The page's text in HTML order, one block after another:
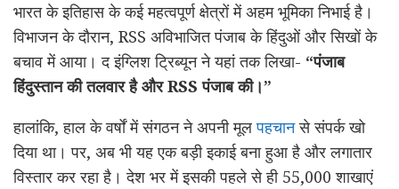
भारत के इतिहास के कई महत्वपूर्ण क्षेत्रों में अहम भूमिका निभाई है।
विभाजन के दौरान, RSS अविभाजित पंजाब के हिंदुओं और सिखों के
बचाव में आया। द इंग्लिश ट्रिब्यून ने यहां तक ​​लिखा- “पंजाब
हिंदुस्तान की तलवार है और RSS पंजाब की।”
हालांकि, हाल के वर्षों में संगठन ने अपनी मूलपहचानसे संपर्क खो
दिया था। पर, अब भी यह एक बड़ी इकाई बना हुआ है और लगातार
विस्तार कर रहा है। देश भर में इसकी पहले से ही 55,000 शाखाएं